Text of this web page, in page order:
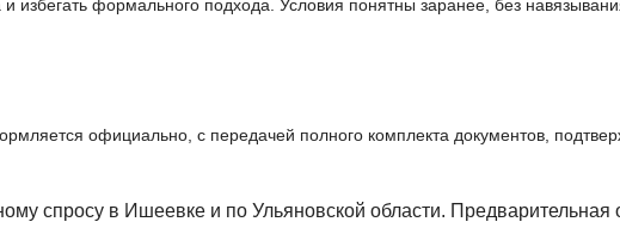
формального подхода. Условия понятны заранее, без
официально, с передачей полного комплекта документов,
спросу в Ишеевке и по Ульяновской области. Предварительная